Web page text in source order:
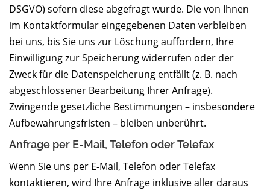
DSGVO) sofern diese abgefragt wurde. Die von Ihnen
im Kontaktformular eingegebenen Daten verbleiben
bei uns, bis Sie uns zur Löschung auffordern, Ihre
Einwilligung zur Speicherung widerrufen oder der
Zweck für die Datenspeicherung entfällt (z. B. nach
abgeschlossener Bearbeitung Ihrer Anfrage).
Zwingende gesetzliche Bestimmungen – insbesondere
Aufbewahrungsfristen – bleiben unberührt.
Anfrage per E-Mail, Telefon oder Telefax
Wenn Sie uns per E-Mail, Telefon oder Telefax
kontaktieren, wird Ihre Anfrage inklusive aller daraus